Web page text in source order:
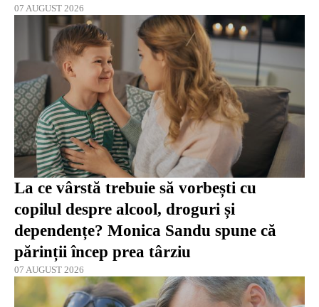
07 AUGUST 2026
La ce vârstă trebuie să vorbești cu
copilul despre alcool, droguri și
dependențe? Monica Sandu spune că
părinții încep prea târziu
07 AUGUST 2026